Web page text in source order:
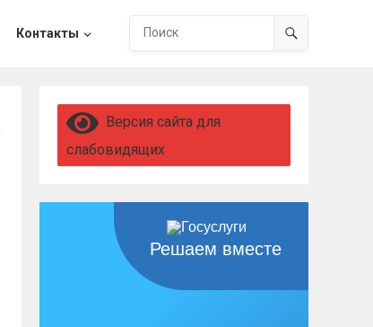
Контакты
Версия сайта для
слабовидящих
Решаем вместе